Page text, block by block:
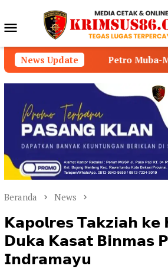
konten Menu
Mobile
News Update
Petro Muba-Medco Resmi Kelola
Beranda News
𝗞𝗮𝗽𝗼𝗹𝗿𝗲𝘀 𝗧𝗮𝗸𝘇𝗶𝗮𝗵
𝗗𝘂𝗸𝗮 𝗞𝗮𝘀𝗮𝘁 𝗕𝗶𝗻𝗺𝗮𝘀
𝗜𝗻𝗱𝗿𝗮𝗺𝗮𝘆𝘂